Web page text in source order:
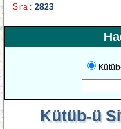
Sıra : 2823
Kütüb-ü